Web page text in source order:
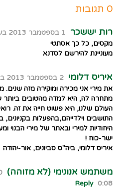
0 תגובות
רות יששכר 1 בספטמבר 2013 בשעה 11:05
מקסים, כל כך אסתטי
מעוניינת להירשם לסדנא
איריס דלומי 2 בספטמבר 2013 בשעה 15:26
את מירי אני מכירה ומוקירה מזה
מתחרה לה, היא למדה מהטובים ביותר
העולם שלנו, היא פשוט חייה את זה.
התושבים וילדייהם,בהפעלות
היחודיות למירי ובאתר של מירי הבנוי
ישר-כוח !
איריס דלומי, ביה"ס סביונים, אור-יהודה
משתמש אנונימי (לא מזוהה)
0:08
Reply